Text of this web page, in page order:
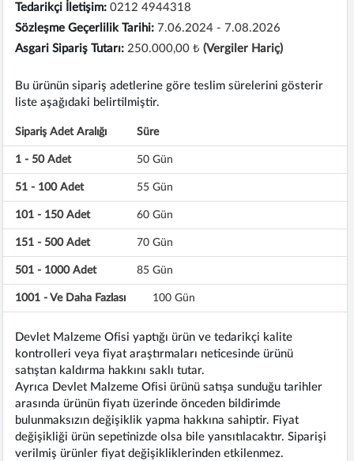
Tedarikçi İletişim: 0212 4944318
Sözleşme Geçerlilik Tarihi: 7.06.2024 - 7.08.2026
Asgari Sipariş Tutarı: 250.000,00 ₺(Vergiler Hariç)
Bu ürünün sipariş adetlerine göre teslim sürelerini gösterir
liste aşağıdaki belirtilmiştir.
Sipariş Adet Aralığı Süre
1 - 50 Adet 50 Gün
51 - 100 Adet 55 Gün
101 - 150 Adet 60 Gün
151 - 500 Adet 70 Gün
501 - 1000 Adet 85 Gün
1001 - Ve Daha Fazlası 100 Gün
Devlet Malzeme Ofisi yaptığı ürün ve tedarikçi kalite
kontrolleri veya fiyat araştırmaları neticesinde ürünü
satıştan kaldırma hakkını saklı tutar.
Ayrıca Devlet Malzeme Ofisi ürünü satışa sunduğu tarihler
arasında ürünün fiyatı üzerinde önceden bildirimde
bulunmaksızın değişiklik yapma hakkına sahiptir. Fiyat
değişikliği ürün sepetinizde olsa bile yansıtılacaktır. Siparişi
verilmiş ürünler fiyat değişikliklerinden etkilenmez.